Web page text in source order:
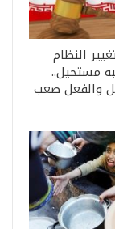
النظام
مستحيل..
والفعل صعب